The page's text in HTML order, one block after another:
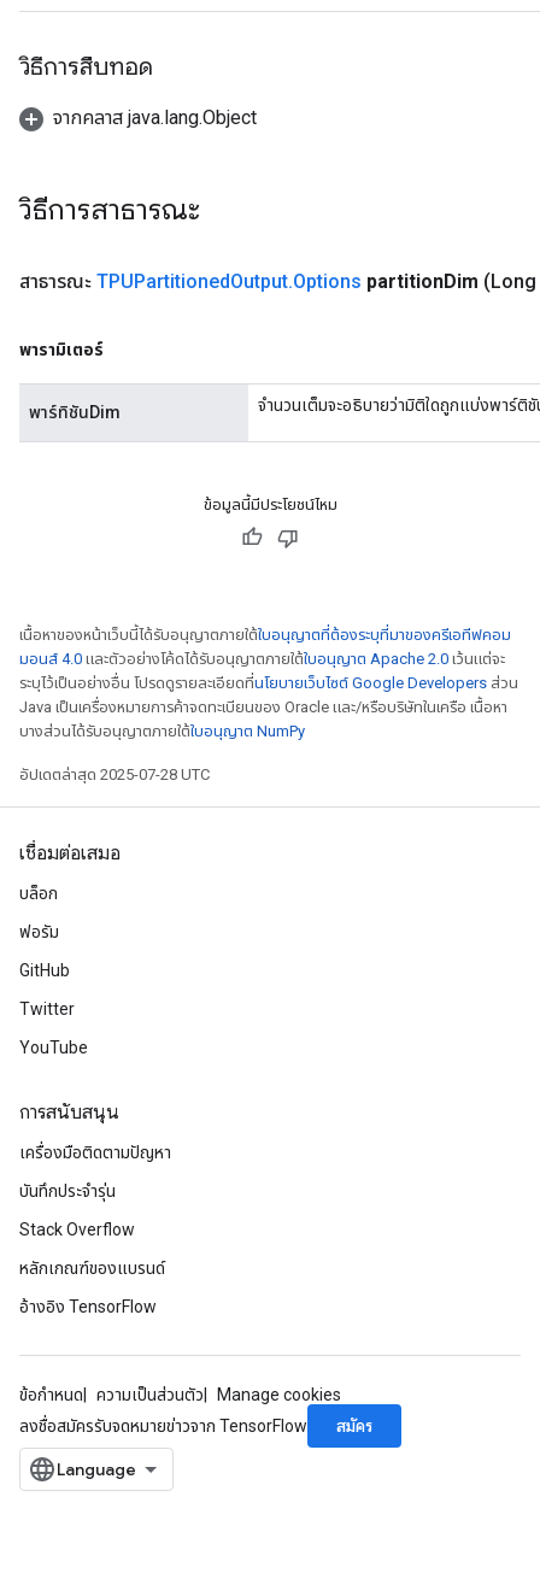
วิธีการสืบทอด
จากคลาส java.lang.Object
วิธีการสาธารณะ
สาธารณะ TPUPartitionedOutput.Options partitionDim
พารามิเตอร์
พาร์ทิชันDim จำนวนเต็มจะอธิบายว่ามิติใดถูกแบ่งพาร์ติชั
ข้อมูลนี้มีประโยชน์ไหม
เนื้อหาของหน้าเว็บนี้ได้รับอนุญาตภายใต้ใบอนุญาตที่ต้องระบุที่มาของครีเอทีฟคอม
มอนส์ 4.0 และตัวอย่างโค้ดได้รับอนุญาตภายใต้ใบอนุญาต Apache 2.0 เว้นแต่จะ
ระบุไว้เป็นอย่างอื่น โปรดดูรายละเอียดที่นโยบายเว็บไซต์ Google Developers ส่วน
Java เป็นเครื่องหมายการค้าจดทะเบียนของ Oracle และ/หรือบริษัทในเครือ เนื้อหา
บางส่วนได้รับอนุญาตภายใต้ใบอนุญาต NumPy
อัปเดตล่าสุด 2025-07-28 UTC
เชื่อมต่อเสมอ
บล็อก
ฟอรัม
GitHub
Twitter
YouTube
การสนับสนุน
เครื่องมือติดตามปัญหา
บันทึกประจำรุ่น
Stack Overflow
หลักเกณฑ์ของแบรนด์
อ้างอิง TensorFlow
ข้อกำหนด ความเป็นส่วนตัว
Manage cookies
ลงชื่อสมัครรับจดหมายข่าวจาก TensorFlow
สมัคร